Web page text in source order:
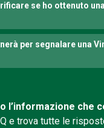
se ho ottenuto
per segnalare una
l’informazione che
e trova tutte le